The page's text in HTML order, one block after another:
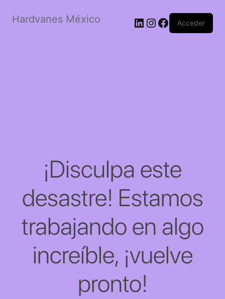
Hardvanes México LinkedIn
Instagram
Facebook
Acceder
¡Disculpa este
desastre! Estamos
trabajando en algo
increíble, ¡vuelve
pronto!